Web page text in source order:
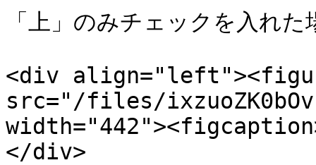
「上」のみチェックを入れ
<div
src="/files/
</div>